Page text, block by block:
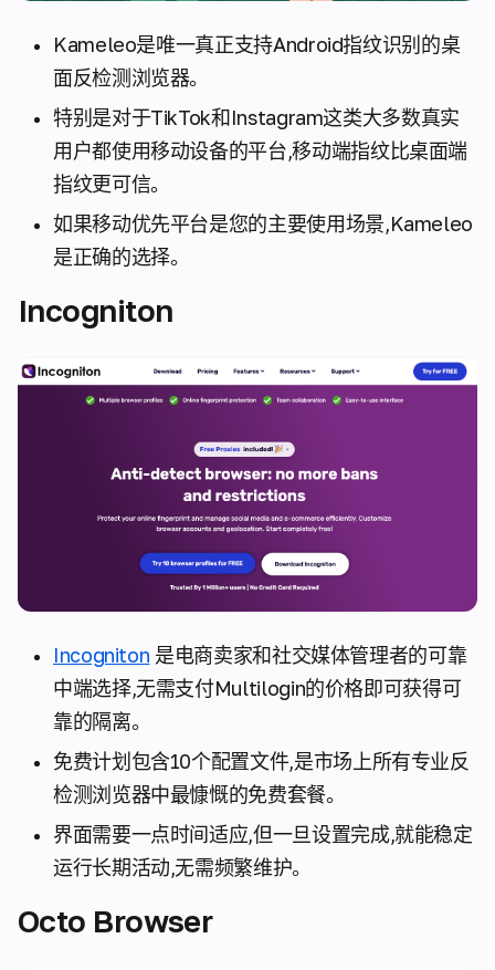
Kameleo是唯一真正支持Android指纹识别的桌
面反检测浏览器。
特别是对于TikTok和Instagram这类大多数真实
用户都使用移动设备的平台,移动端指纹比桌面端
指纹更可信。
如果移动优先平台是您的主要使用场景,Kameleo
是正确的选择。
Incogniton
Incogniton 是电商卖家和社交媒体管理者的可靠
中端选择,无需支付Multilogin的价格即可获得可
靠的隔离。
免费计划包含10个配置文件,是市场上所有专业反
检测浏览器中最慷慨的免费套餐。
界面需要一点时间适应,但一旦设置完成,就能稳定
运行长期活动,无需频繁维护。
Octo Browser